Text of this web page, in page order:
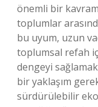
önemli bir
toplumlar
bu uyum, uzun
toplumsal refah
dengeyi
bir yaklaşım
sürdürülebilir